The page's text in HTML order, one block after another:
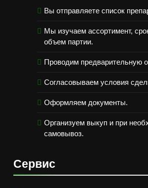
Вы отправляете список
Мы изучаем ассортимент,
объем партии.
Проводим предварительную
Согласовываем условия
Оформляем документы.
Организуем выкуп и при
самовывоз.
Сервис